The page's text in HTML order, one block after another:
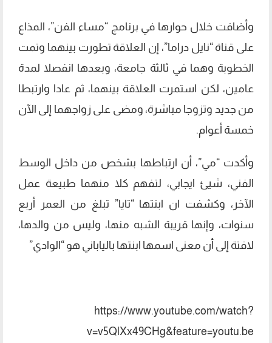
وأضافت خلال حوارها في برنامج “مساء الفن”، المذاع
على قناة “نايل دراما”، إن العلاقة تطورت بينهما وتمت
الخطوبة وهما في ثالثة جامعة، وبعدها انفصلا لمدة
عامين، لكن استمرت العلاقة بينهما، ثم عادا وارتبطا
من جديد وتزوجا مباشرة، ومضى على زواجهما إلى الآن
خمسة أعوام.
وأكدت “مي”، أن ارتباطها بشخص من داخل الوسط
الفني، شيئ ايجابي، لتفهم كلا منهما طبيعة عمل
الآخر، وكشفت ان ابنتها “تايا” تبلغ من العمر أربع
سنوات، وإنها قريبة الشبه منها، وليس من والدها،
لافتة إلى أن معنى اسمها ابنتها بالياباني هو “الوادي”
https://www.youtube.com/watch?
v=v5QlXx49CHg&feature=youtu.be